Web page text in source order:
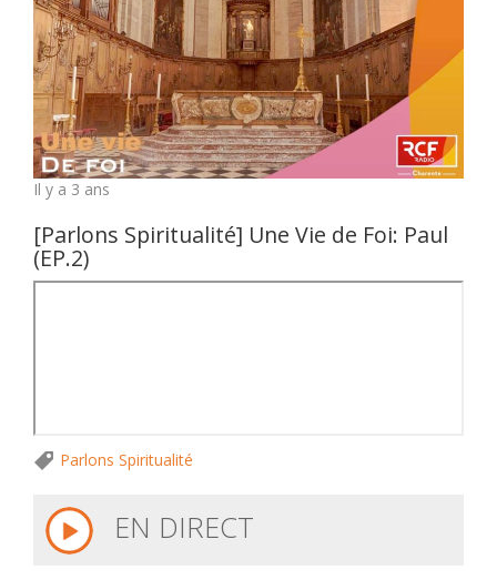
Il y a 3 ans
[Parlons Spiritualité] Une Vie de Foi: Paul
(EP.2)
Parlons Spiritualité
EN DIRECT